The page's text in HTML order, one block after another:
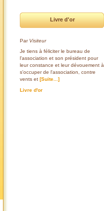
Livre d'or
Par Visiteur
Je tiens à féliciter le bureau de
l'association et son président pour
leur constance et leur dévouement à
s'occuper de l'association, contre
vents et [Suite...]
Livre d'or